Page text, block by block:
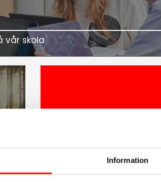
Information
vår skola
Viktiga datum under